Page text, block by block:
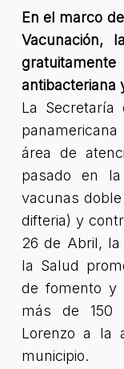
En el marco
Vacunación,
antibacteriana
La
área de
pasado en
vacunas
difteria) y
26 de Abril, la
la Salud
de fomento y
más de 150
Lorenzo a la
municipio.